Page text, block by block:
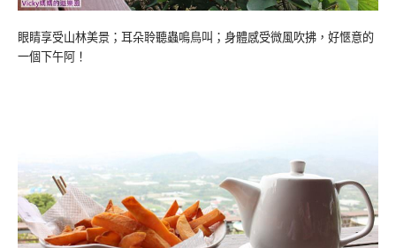
眼睛享受山林美景；耳朵聆聽蟲鳴鳥叫；身體感受微風吹拂，好愜意的
一個下午阿！